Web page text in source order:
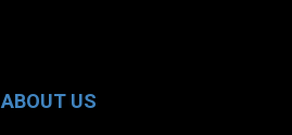
ABOUT US